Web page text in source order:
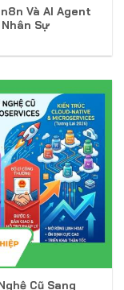
Và AI Agent
Sự
Cũ Sang